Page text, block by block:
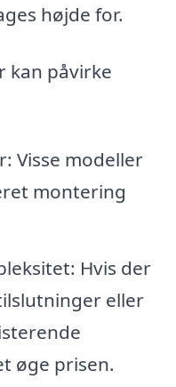
højde for.
kan påvirke
Visse modeller
montering
Hvis der
eller
øge prisen.